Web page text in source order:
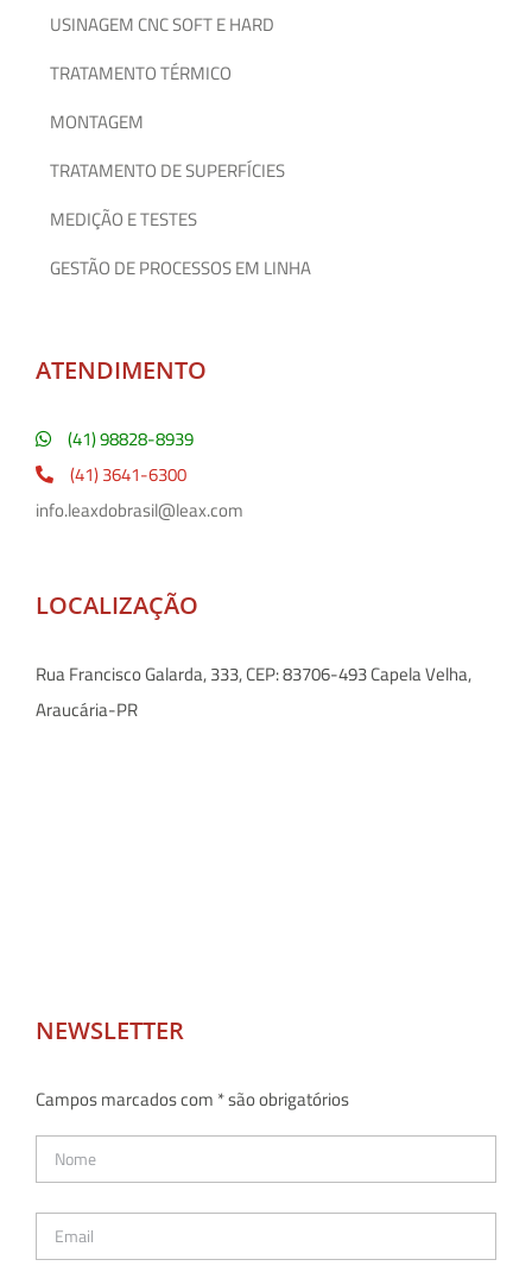
USINAGEM CNC SOFT E HARD
TRATAMENTO TÉRMICO
MONTAGEM
TRATAMENTO DE SUPERFÍCIES
MEDIÇÃO E TESTES
GESTÃO DE PROCESSOS EM LINHA
ATENDIMENTO
(41) 98828-8939
(41) 3641-6300
info.leaxdobrasil@leax.com
LOCALIZAÇÃO
Rua Francisco Galarda, 333, CEP: 83706-493 Capela Velha,
Araucária-PR
NEWSLETTER
Campos marcados com * são obrigatórios